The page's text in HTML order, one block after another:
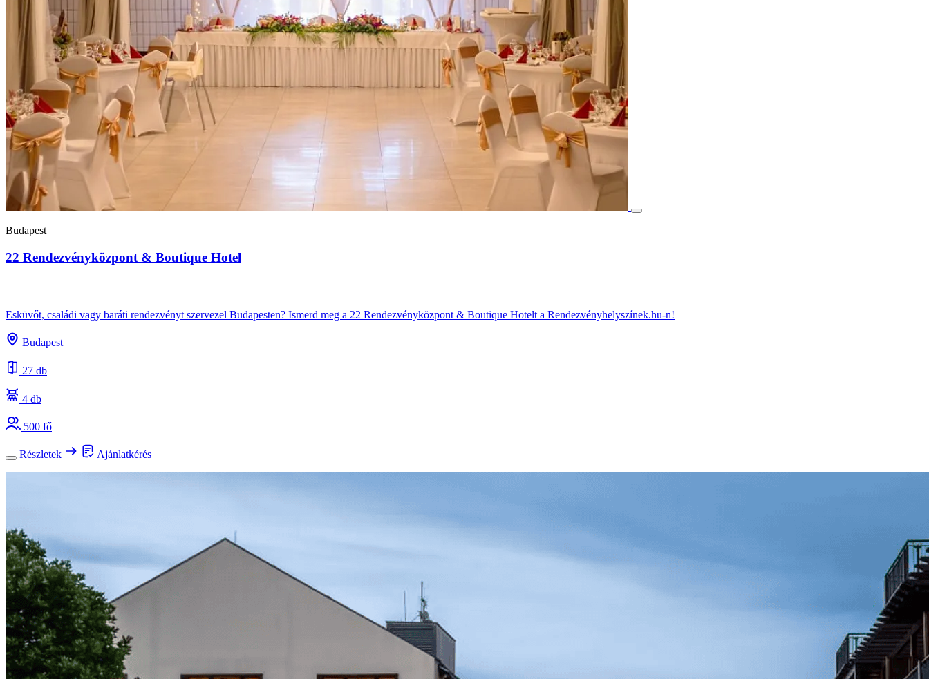
Budapest
22 Rendezvényközpont & Boutique Hotel
Esküvőt, családi vagy baráti rendezvényt szervezel Budapesten? Ismerd meg a 22 Rendezvényközpont & Boutique Hotelt a Rendezvényhelyszínek.hu-n!
Budapest
27 db
4 db
500 fő
Részletek Ajánlatkérés